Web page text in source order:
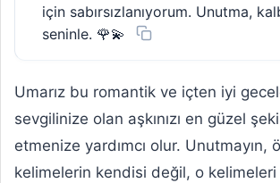
için sabırsızlanıyorum. Unutma,
seninle. 🌹💫
Umarız bu romantik ve içten iyi
sevgilinize olan aşkınızı en güzel
etmenize yardımcı olur. Unutmayın,
kelimelerin kendisi değil, o kelimeleri